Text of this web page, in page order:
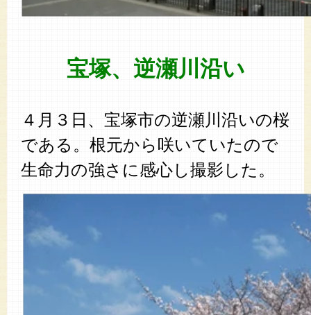
宝塚、逆瀬川沿い
４月３日、宝塚市の逆瀬川沿いの桜
である。根元から咲いていたので
生命力の強さに感心し撮影した。